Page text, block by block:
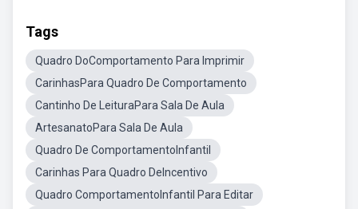
Tags
Quadro DoComportamento Para Imprimir
CarinhasPara Quadro De Comportamento
Cantinho De LeituraPara Sala De Aula
ArtesanatoPara Sala De Aula
Quadro De ComportamentoInfantil
Carinhas Para Quadro DeIncentivo
Quadro ComportamentoInfantil Para Editar